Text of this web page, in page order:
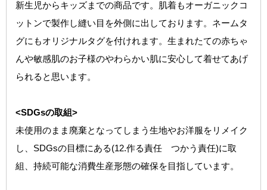
新生児からキッズまでの商品です。肌着もオーガニックコ
ットンで製作し縫い目を外側に出しております。ネームタ
グにもオリジナルタグを付けれます。生まれたての赤ちゃ
んや敏感肌のお子様のやわらかい肌に安心して着せてあげ
られると思います。
<SDGsの取組>
未使用のまま廃棄となってしまう生地やお洋服をリメイク
し、SDGsの目標にある(12.作る責任 つかう責任)に取
組、持続可能な消費生産形態の確保を目指しています。